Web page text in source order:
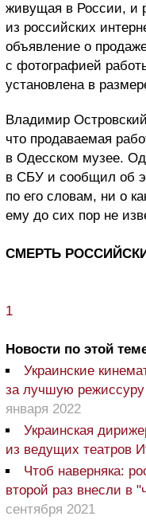
живущая в России, и
из российских
объявление о
с фотографией
установлена в
Владимир
что продаваемая
в Одесском музее.
в СБУ и сообщил об
по его словам, ни о
ему до сих пор не
СМЕРТЬ
1
Новости по этой
Украинские
за лучшую
января 2022
Украинская
из ведущих театров
Чтоб наверняка:
второй раз внесли в
сентября 2021